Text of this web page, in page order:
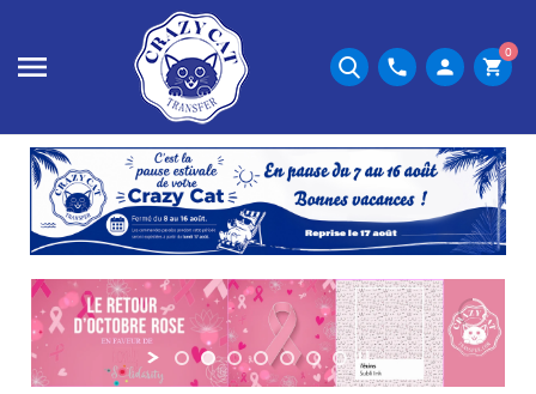
phone person shopping_cart
0